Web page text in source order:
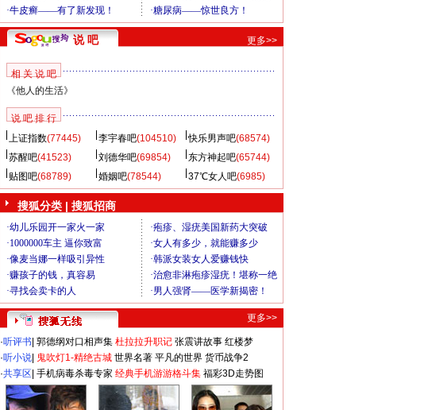
说 吧 更多>>
相 关 说 吧
《他人的生活》
说 吧 排 行
上证指数(77445) 李宇春吧(104510) 快乐男声吧(68574)
苏醒吧(41523) 刘德华吧(69854) 东方神起吧(65744)
贴图吧(68789) 婚姻吧(78544) 37℃女人吧(6985)
搜狐分类 | 搜狐招商
更多>>
·听评书 郭德纲对口相声集 杜拉拉升职记 张震讲故事 红楼梦
·听小说 鬼吹灯1-精绝古城 世界名著 平凡的世界 货币战争2
·共享区 手机病毒杀毒专家 经典手机游游格斗集 福彩3D走势图